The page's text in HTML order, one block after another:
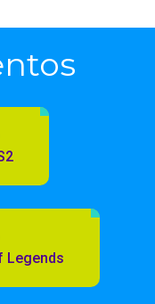
Legends